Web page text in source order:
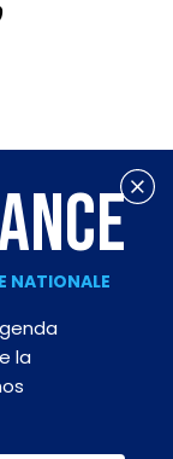
NATIONALE
la